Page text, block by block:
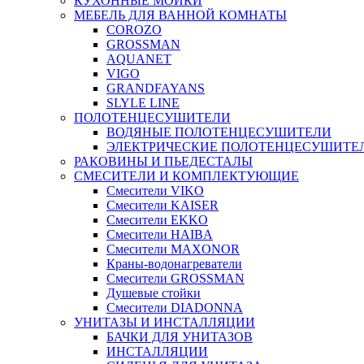
МЕБЕЛЬ ДЛЯ ВАННОЙ КОМНАТЫ
COROZO
GROSSMAN
AQUANET
VIGO
GRANDFAYANS
SLYLE LINE
ПОЛОТЕНЦЕСУШИТЕЛИ
ВОДЯНЫЕ ПОЛОТЕНЦЕСУШИТЕЛИ
ЭЛЕКТРИЧЕСКИЕ
РАКОВИНЫ И ПЬЕДЕСТАЛЫ
СМЕСИТЕЛИ И КОМПЛЕКТУЮЩИЕ
Смесители VIKO
Смесители KAISER
Смесители EKKO
Смесители HAIBA
Смесители MAXONOR
Краны-водонагреватели
Смесители GROSSMAN
Душевые стойки
Смесители DIADONNA
УНИТАЗЫ И ИНСТАЛЛЯЦИИ
БАЧКИ ДЛЯ УНИТАЗОВ
ИНСТАЛЛЯЦИИ